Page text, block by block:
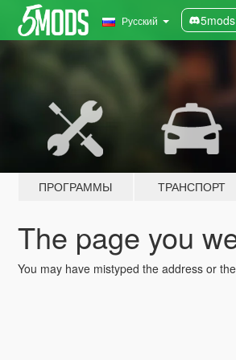
Русский
ПРОГРАММЫ ТРАНСПОРТ
The page you
You may have mistyped the address or